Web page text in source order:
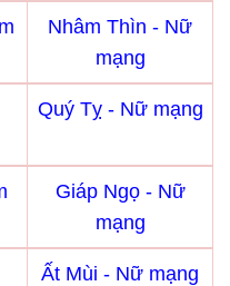
Nhâm Thìn - Nữ
mạng
Quý Tỵ - Nữ mạng
Giáp Ngọ - Nữ
mạng
Ất Mùi - Nữ mạng